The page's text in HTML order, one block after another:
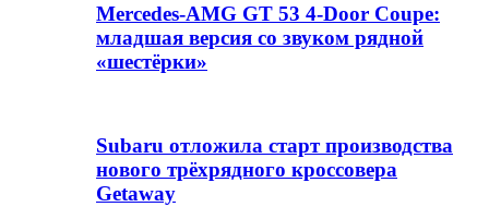
Mercedes-AMG GT 53 4-Door Coupe:
младшая версия со звуком рядной
«шестёрки»
Subaru отложила старт производства
нового трёхрядного кроссовера
Getaway